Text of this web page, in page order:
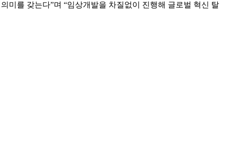
미를 갖는다”며 “임상개발을 차질없이 진행해 글로벌 혁신 탈